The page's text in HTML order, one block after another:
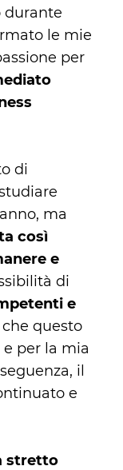
durante
le mie
per
di
ma
così
e
di
e
questo
per la mia
il
e
stretto